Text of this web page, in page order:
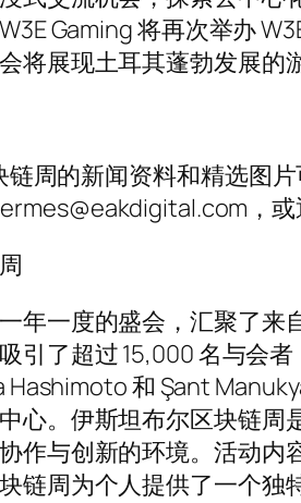
Gaming 将再次举办
将展现土耳其蓬勃发展的
周的新闻资料和精选图
，或
年一度的盛会，汇聚了
引了超过 15,000 名与会
和 Şant
心。伊斯坦布尔区块链
作与创新的环境。活动
链周为个人提供了一个